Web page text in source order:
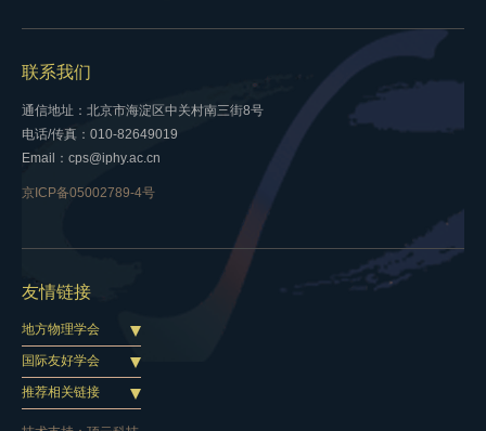
联系我们
通信地址：北京市海淀区中关村南三街8号
电话/传真：010-82649019
Email：cps@iphy.ac.cn
京ICP备05002789-4号
友情链接
地方物理学会
国际友好学会
推荐相关链接